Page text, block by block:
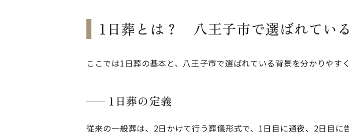
1日葬とは？ 八王子市で選ばれてい
ここでは1日葬の基本と、八王子市で選ばれている背景を分かりやす
1日葬の定義
従来の一般葬は、2日かけて行う葬儀形式で、1日目に通夜、2日目に